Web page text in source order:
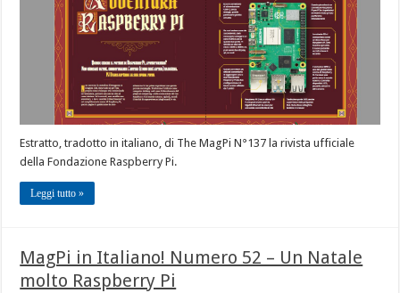
Estratto, tradotto in italiano, di The MagPi N°137 la rivista ufficiale
della Fondazione Raspberry Pi.
Leggi tutto »
MagPi in Italiano! Numero 52 – Un Natale
molto Raspberry Pi